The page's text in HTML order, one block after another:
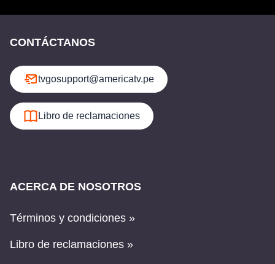
CONTÁCTANOS
tvgosupport@americatv.pe
Libro de reclamaciones
ACERCA DE NOSOTROS
Términos y condiciones »
Libro de reclamaciones »